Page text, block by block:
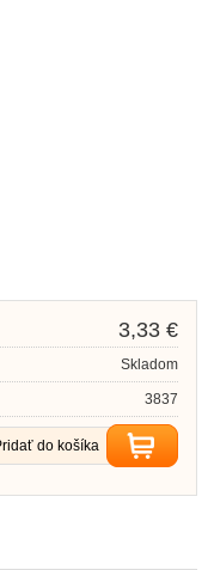
3,33 €
Skladom
3837
do košíka